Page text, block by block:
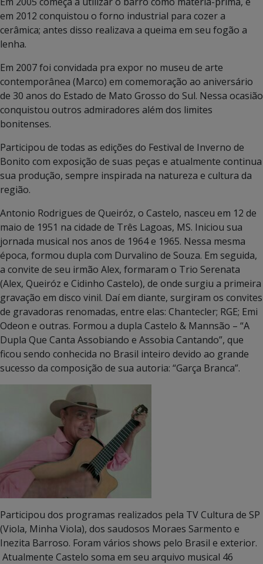
em 2012 conquistou o forno industrial para cozer a
cerâmica; antes disso realizava a queima em seu fogão a
lenha.
Em 2007 foi convidada pra expor no museu de arte
contemporânea (Marco) em comemoração ao aniversário
de 30 anos do Estado de Mato Grosso do Sul. Nessa ocasião
conquistou outros admiradores além dos limites
bonitenses.
Participou de todas as edições do Festival de Inverno de
Bonito com exposição de suas peças e atualmente continua
sua produção, sempre inspirada na natureza e cultura da
região.
Antonio Rodrigues de Queiróz, o Castelo, nasceu em 12 de
maio de 1951 na cidade de Três Lagoas, MS. Iniciou sua
jornada musical nos anos de 1964 e 1965. Nessa mesma
época, formou dupla com Durvalino de Souza. Em seguida,
a convite de seu irmão Alex, formaram o Trio Serenata
(Alex, Queiróz e Cidinho Castelo), de onde surgiu a primeira
gravação em disco vinil. Daí em diante, surgiram os convites
de gravadoras renomadas, entre elas: Chantecler; RGE; Emi
Odeon e outras. Formou a dupla Castelo & Mannsão – “A
Dupla Que Canta Assobiando e Assobia Cantando”, que
ficou sendo conhecida no Brasil inteiro devido ao grande
sucesso da composição de sua autoria: “Garça Branca”.
Participou dos programas realizados pela TV Cultura de SP
(Viola, Minha Viola), dos saudosos Moraes Sarmento e
Inezita Barroso. Foram vários shows pelo Brasil e exterior.
Atualmente Castelo soma em seu arquivo musical 46